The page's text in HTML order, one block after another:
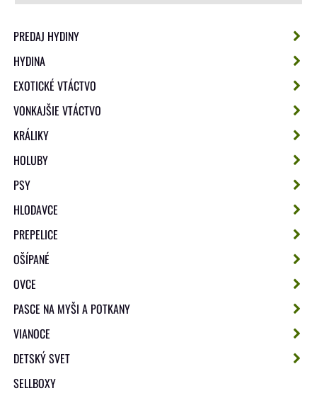
PREDAJ HYDINY
HYDINA
EXOTICKÉ VTÁCTVO
VONKAJŠIE VTÁCTVO
KRÁLIKY
HOLUBY
PSY
HLODAVCE
PREPELICE
OŠÍPANÉ
OVCE
PASCE NA MYŠI A POTKANY
VIANOCE
DETSKÝ SVET
SELLBOXY